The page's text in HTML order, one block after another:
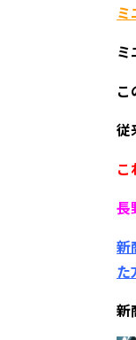
ミ
ミ
こ
従
長
新
た
新